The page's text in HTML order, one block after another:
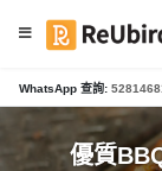
WhatsApp 查詢:
繁
E
#
燒
烤
優質